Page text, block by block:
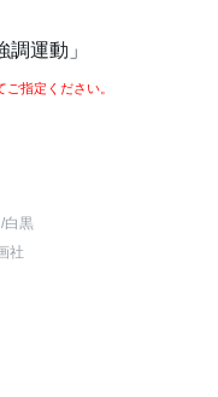
運動」
指定ください。
/白黒
社